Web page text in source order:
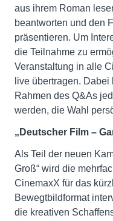
aus ihrem Roman
beantworten und den
präsentieren. Um
die Teilnahme zu
Veranstaltung in alle
live übertragen.
Rahmen des Q&As
werden, die Wahl
„Deutscher Film –
Als Teil der neuen
Groß“ wird die
CinemaxX für das
Bewegtbildformat
die kreativen